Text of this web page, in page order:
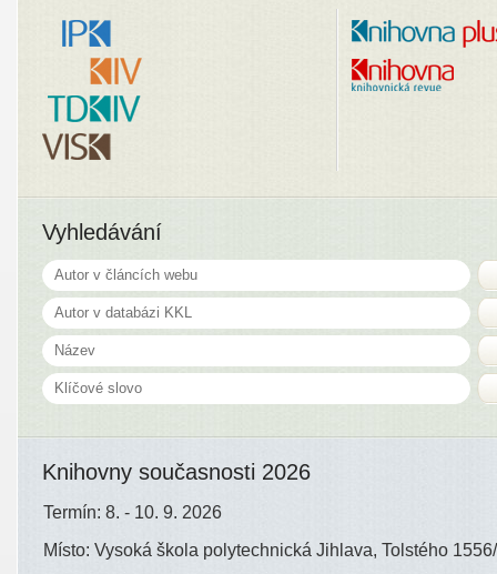
Vyhledávání
Knihovny současnosti 2026
Termín: 8. - 10. 9. 2026
Místo: Vysoká škola polytechnická Jihlava, Tolstého